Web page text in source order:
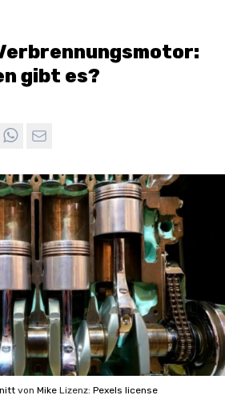
gibt es?
von Mike Lizenz: Pexels license